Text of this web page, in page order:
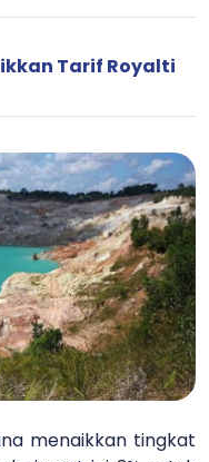
Tarif Royalti
menaikkan tingkat